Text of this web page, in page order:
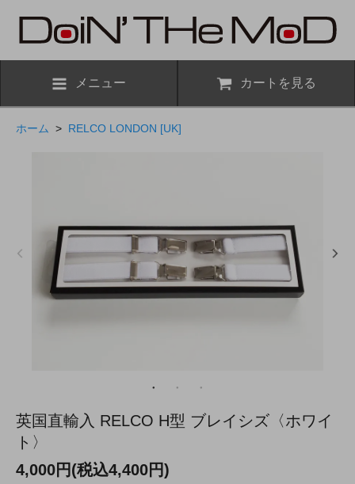
メニュー カートを見る
ホーム > RELCO LONDON [UK]
英国直輸入 RELCO H型 ブレイシズ〈ホワイ
ト〉
4,000円(税込4,400円)